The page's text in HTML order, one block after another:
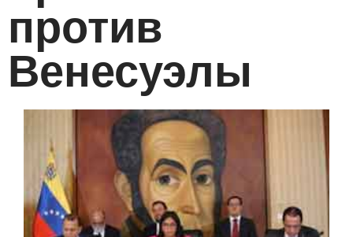
против
Венесуэлы